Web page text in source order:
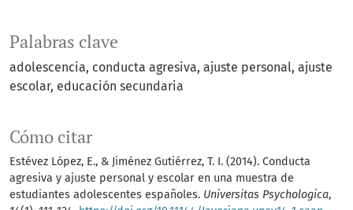
Palabras clave
adolescencia conducta agresiva ajuste personal ajuste
escolar educación secundaria
Cómo citar
Estévez López, E., & Jiménez Gutiérrez, T. I. (2014). Conducta
agresiva y ajuste personal y escolar en una muestra de
estudiantes adolescentes españoles. Universitas Psychologica,